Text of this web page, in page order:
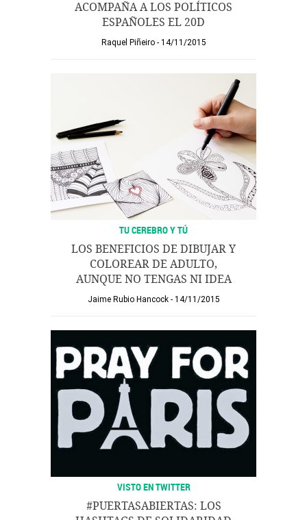
ACOMPAÑA A LOS POLÍTICOS
ESPAÑOLES EL 20D
Raquel Piñeiro 14/11/2015
TU CEREBRO Y TÚ
LOS BENEFICIOS DE DIBUJAR Y
COLOREAR DE ADULTO,
AUNQUE NO TENGAS NI IDEA
Jaime Rubio Hancock 14/11/2015
VISTO EN TWITTER
#PUERTASABIERTAS: LOS